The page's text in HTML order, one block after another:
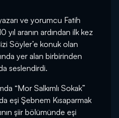
ve yorumcu Fatih
yıl aranın ardından ilk kez
Söyler’e konuk olan
yer alan birbirinden
seslendirdi.
“Mor Salkımlı Sokak”
eşi Şebnem Kısaparmak
şiir bölümünde eşi